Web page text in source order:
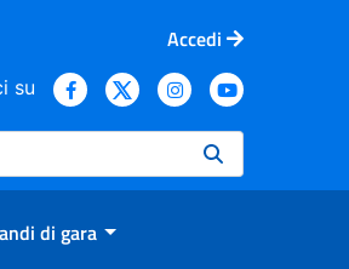
Accedi
su
di gara